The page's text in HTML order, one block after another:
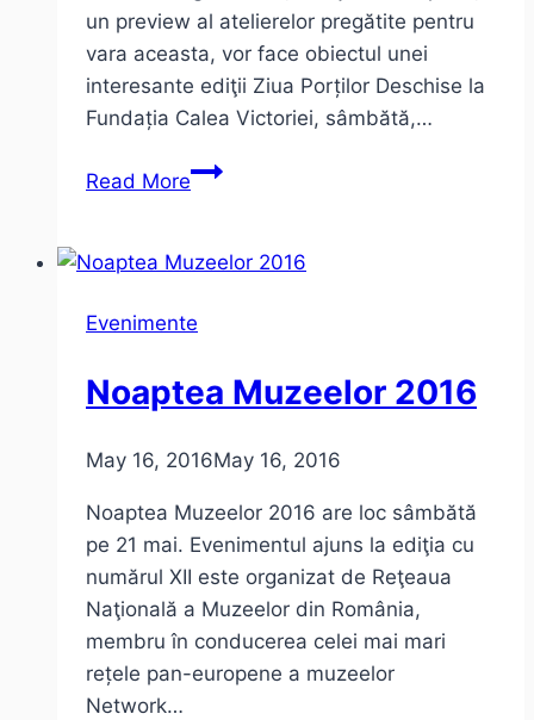
un preview al atelierelor pregătite pentru
vara aceasta, vor face obiectul unei
interesante ediţii Ziua Porților Deschise la
Fundația Calea Victoriei, sâmbătă,…
Read MoreZiua
–
Calea
–
2016
program
Evenimente
Noaptea Muzeelor 2016
May 16, 2016May 16, 2016
Noaptea Muzeelor 2016 are loc sâmbătă
pe 21 mai. Evenimentul ajuns la ediţia cu
numărul XII este organizat de Reţeaua
Naţională a Muzeelor din România,
membru în conducerea celei mai mari
rețele pan-europene a muzeelor
Network…